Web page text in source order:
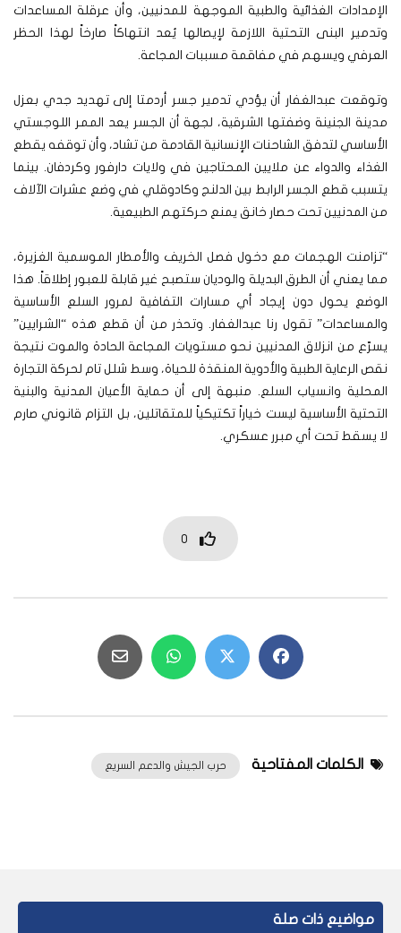
الإمدادات الغذائية والطبية الموجهة للمدنيين، وأن عرقلة المساعدات
وتدمير البنى التحتية اللازمة لإيصالها يُعد انتهاكاً صارخاً لهذا الحظر
العرفي ويسهم في مفاقمة مسببات المجاعة.
وتوقعت عبدالغفار أن يؤدي تدمير جسر أردمتا إلى تهديد جدي بعزل
مدينة الجنينة وضفتها الشرقية، لجهة أن الجسر يعد الممر اللوجستي
الأساسي لتدفق الشاحنات الإنسانية القادمة من تشاد، وأن توقفه يقطع
الغذاء والدواء عن ملايين المحتاجين في ولايات دارفور وكردفان. بينما
يتسبب قطع الجسر الرابط بين الدلنج وكادوقلي في وضع عشرات الآلاف
من المدنيين تحت حصار خانق يمنع حركتهم الطبيعية.
“تزامنت الهجمات مع دخول فصل الخريف والأمطار الموسمية الغزيرة،
مما يعني أن الطرق البديلة والوديان ستصبح غير قابلة للعبور إطلاقاً. هذا
الوضع يحول دون إيجاد أي مسارات التفافية لمرور السلع الأساسية
والمساعدات” تقول رنا عبدالغفار. وتحذر من أن قطع هذه “الشرايين”
يسرّع من انزلاق المدنيين نحو مستويات المجاعة الحادة والموت نتيجة
نقص الرعاية الطبية والأدوية المنقذة للحياة، وسط شلل تام لحركة التجارة
المحلية وانسياب السلع. منبهة إلى أن حماية الأعيان المدنية والبنية
التحتية الأساسية ليست خياراً تكتيكياً للمتقاتلين، بل التزام قانوني صارم
لا يسقط تحت أي مبرر عسكري.
0
الكلمات المفتاحية حرب الجيش والدعم السريع
مواضيع ذات صلة